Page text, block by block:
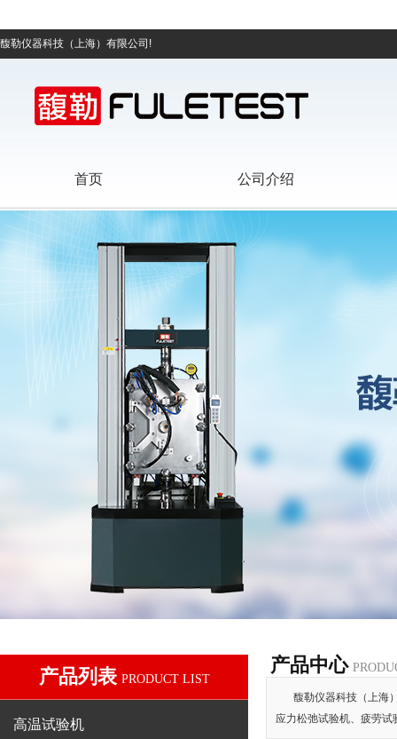
馥勒仪器科技（上海）有限公司!
首页 公司介绍
产品列表 PRODUCT LIST
高温试验机
产品中心
馥勒仪器科技（上海
应力松弛试验机、疲劳